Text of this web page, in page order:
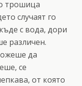
трошица
случаят го
с вода, дори
различен.
да
се
от която